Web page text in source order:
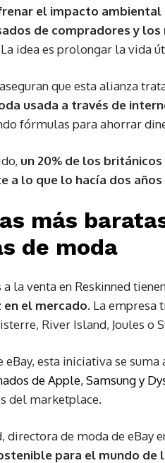
el impacto ambiental
de compradores y
La idea es prolongar la vida
que esta alianza
usada a través de
fórmulas para ahorrar
un 20% de los
a lo que lo hacía dos
más
de moda
la venta en Reskinned
en el mercado. La empresa
River Island, Joules o
eBay, esta iniciativa se
de Apple, Samsung y
del marketplace.
directora de moda de eBay
para el mundo de